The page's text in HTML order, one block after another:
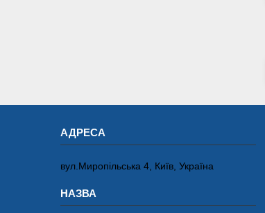
вул.Миропільська 4, Київ, Україна